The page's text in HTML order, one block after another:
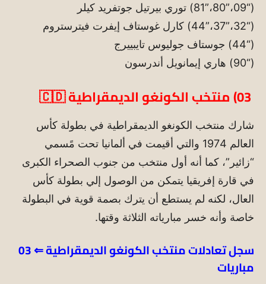
(“09،”80،”81) توري بيرتيل جوتفريد كيلر
(“32،”37،”44) كارل غوستاف إيفرت فيترستروم
(“44) جوستاف جوليوس تايبييرج
(“90) هاري إيمانويل أندرسون
منتخب الكونغو الديمقراطية🇨🇩
شارك منتخب الكونغو الديمقراطية في بطولة كأس
العالم 1974 والتي أقيمت في ألمانيا تحت مًسمي
“زائير”، كما أنه أول منتخب من جنوب الصحراء الكبرى
في قارة إفريقيا يتمكن من الوصول إلي بطولة كأس
العال، لكنه لم يستطع أن يترك بصمة قوية في البطولة
خاصة وأنه خسر مبارياته الثلاثة وقتها.
سجل تعادلات منتخب الكونغو الديمقراطية
⇐ 03
مباريات